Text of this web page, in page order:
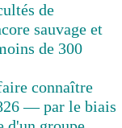
de
sauvage et
de 300
connaître
— par le biais